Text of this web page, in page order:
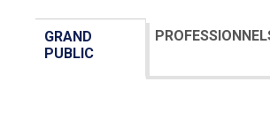
GRAND
PUBLIC